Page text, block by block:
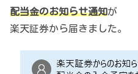
配当金のお知らせ通知が
楽天証券から届きました。